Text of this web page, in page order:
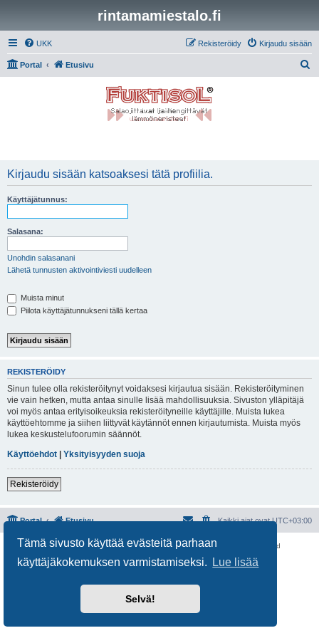
Tämä sivusto käyttää evästeitä parhaan
käyttäjäkokemuksen varmistamiseksi.
Lue lisää
Selvä!
rintamamiestalo.fi
UKK Kirjaudu sisään
Rekisteröidy
Portal Etusivu
Kirjaudu sisään katsoaksesi tätä profiilia.
Käyttäjätunnus:
Salasana:
Unohdin salasanani
Lähetä tunnusten aktivointiviesti uudelleen
Muista minut
Piilota käyttäjätunnukseni tällä kertaa
REKISTERÖIDY
Sinun tulee olla rekisteröitynyt voidaksesi kirjautua sisään. Rekisteröityminen
vie vain hetken, mutta antaa sinulle lisää mahdollisuuksia. Sivuston ylläpitäjä
voi myös antaa erityisoikeuksia rekisteröityneille käyttäjille. Muista lukea
käyttöehtomme ja siihen liittyvät käytännöt ennen kirjautumista. Muista myös
lukea keskustelufoorumin säännöt.
Käyttöehdot | Yksityisyyden suoja
Rekisteröidy
Portal Etusivu Kaikki ajat ovatUTC+03:00
Keskustelufoorumin ohjelmistophpBB® Forum Software © phpBB Limited
Käännös: phpBB Suomi (lurttinen, harritapio, Pettis)